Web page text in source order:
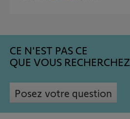
CE N'EST PAS CE
QUE VOUS RECHERCHEZ
Posez votre question